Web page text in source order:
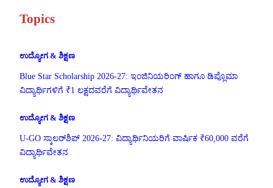
Topics
ಉದ್ಯೋಗ & ಶಿಕ್ಷಣ
Blue Star Scholarship 2026-27: ಇಂಜಿನಿಯರಿಂಗ್ ಹಾಗೂ ಡಿಪ್ಲೊಮಾ
ವಿದ್ಯಾರ್ಥಿಗಳಿಗೆ ₹1 ಲಕ್ಷದವರೆಗೆ ವಿದ್ಯಾರ್ಥಿವೇತನ
ಉದ್ಯೋಗ & ಶಿಕ್ಷಣ
U-GO ಸ್ಕಾಲರ್‌ಶಿಪ್ 2026-27: ವಿದ್ಯಾರ್ಥಿನಿಯರಿಗೆ ವಾರ್ಷಿಕ ₹60,000 ವರೆಗೆ
ವಿದ್ಯಾರ್ಥಿವೇತನ
ಉದ್ಯೋಗ & ಶಿಕ್ಷಣ